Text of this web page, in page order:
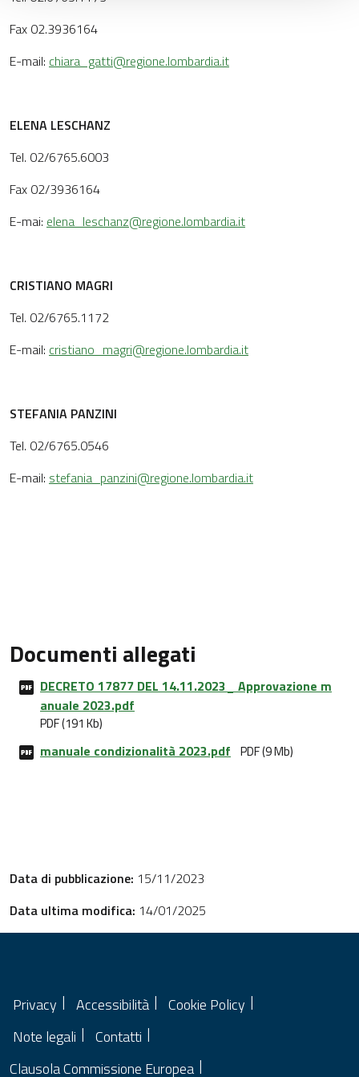
Fax 02.3936164
E-mail: chiara_gatti@regione.lombardia.it
ELENA LESCHANZ
Tel. 02/6765.6003
Fax 02/3936164
E-mai: elena_leschanz@regione.lombardia.it
CRISTIANO MAGRI
Tel. 02/6765.1172
E-mail: cristiano_magri@regione.lombardia.it
STEFANIA PANZINI
Tel. 02/6765.0546
E-mail: stefania_panzini@regione.lombardia.it
Documenti allegati
DECRETO 17877 DEL 14.11.2023_ Approvazione m
anuale 2023.pdf
PDF (191 Kb)
manuale condizionalità 2023.pdf PDF (9 Mb)
Data di pubblicazione: 15/11/2023
Data ultima modifica: 14/01/2025
Privacy Accessibilità
Cookie Policy
Note legali
Contatti
Clausola Commissione Europea